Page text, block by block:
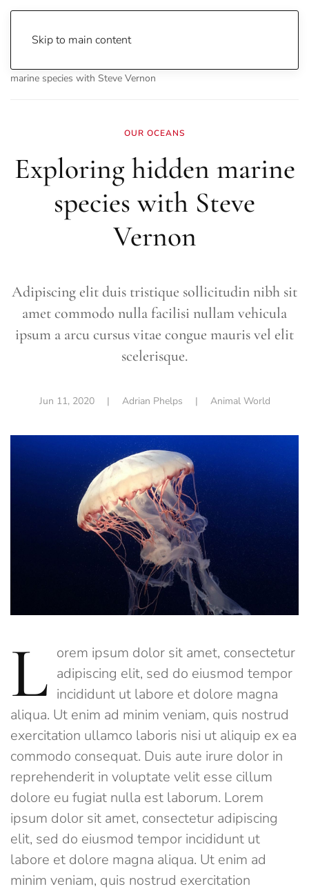
Skip to main content
marine species with Steve Vernon
OUR OCEANS
Exploring hidden marine
species with Steve
Vernon
Adipiscing elit duis tristique sollicitudin nibh sit
amet commodo nulla facilisi nullam vehicula
ipsum a arcu cursus vitae congue mauris vel elit
scelerisque.
Jun 11, 2020| Adrian Phelps | Animal World
L orem ipsum dolor sit amet, consectetur
adipiscing elit, sed do eiusmod tempor
incididunt ut labore et dolore magna
aliqua. Ut enim ad minim veniam, quis nostrud
exercitation ullamco laboris nisi ut aliquip ex ea
commodo consequat. Duis aute irure dolor in
reprehenderit in voluptate velit esse cillum
dolore eu fugiat nulla est laborum. Lorem
ipsum dolor sit amet, consectetur adipiscing
elit, sed do eiusmod tempor incididunt ut
labore et dolore magna aliqua. Ut enim ad
minim veniam, quis nostrud exercitation